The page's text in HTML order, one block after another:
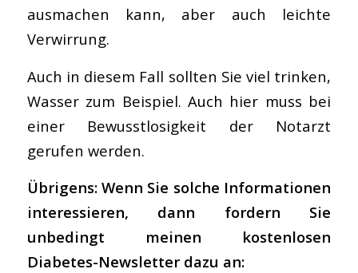
ausmachen kann, aber auch leichte
Verwirrung.
Auch in diesem Fall sollten Sie viel trinken,
Wasser zum Beispiel. Auch hier muss bei
einer Bewusstlosigkeit der Notarzt
gerufen werden.
Übrigens: Wenn Sie solche Informationen
interessieren, dann fordern Sie
unbedingt meinen kostenlosen
Diabetes-Newsletter dazu an: